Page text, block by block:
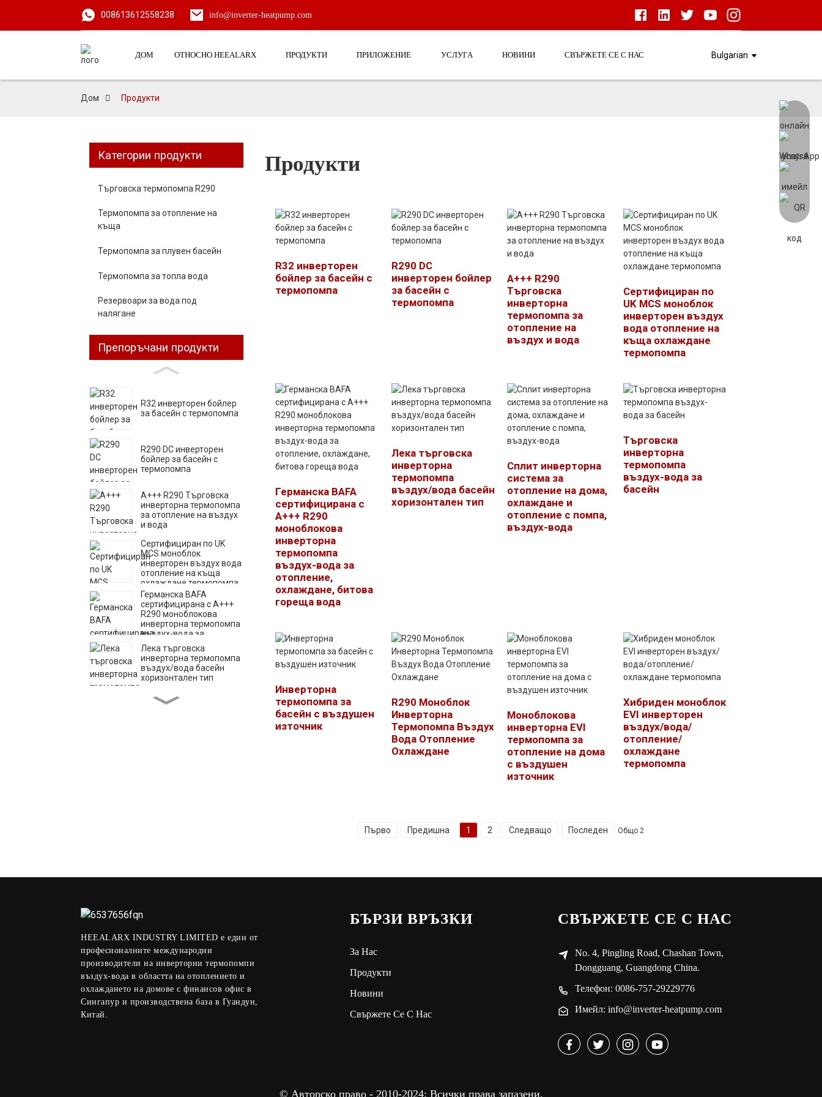
008613612558238 info@inverter-heatpump.com
ДОМ ОТНОСНО HEEALARX ПРОДУКТИ ПРИЛОЖЕНИЕ УСЛУГА НОВИНИ СВЪРЖЕТЕ СЕ С НАС Bulgarian
Дом Продукти
Категории продукти
Търговска термопомпа R290
Термопомпа за отопление на
къща
Термопомпа за плувен басейн
Термопомпа за топла вода
Резервоари за вода под
налягане
Препоръчани продукти
R32 инверторен бойлер
за басейн с термопомпа
R290 DC инверторен
бойлер за басейн с
термопомпа
A+++ R290 Търговска
инверторна термопомпа
за отопление на въздух
и вода
Сертифициран по UK
MCS моноблок
инверторен въздух вода
отопление на къща
охлаждане термопомпа
Германска BAFA
сертифицирана с A+++
R290 моноблокова
инверторна термопомпа
въздух-вода за
отопление, охлаждане,
битова гореща вода
Лека търговска
инверторна термопомпа
въздух/вода басейн
хоризонтален тип
Сплит инверторна
система за отопление на
Продукти
R32 инверторен
бойлер за басейн с
термопомпа
R290 DC
инверторен бойлер
за басейн с
термопомпа
A+++ R290
Търговска
инверторна
термопомпа за
отопление на
въздух и вода
Сертифициран по
UK MCS моноблок
инверторен въздух
вода отопление на
къща охлаждане
термопомпа
Германска BAFA
сертифицирана с
A+++ R290
моноблокова
инверторна
термопомпа
въздух-вода за
отопление,
охлаждане, битова
гореща вода
Лека търговска
инверторна
термопомпа
въздух/вода басейн
хоризонтален тип
Сплит инверторна
система за
отопление на дома,
охлаждане и
отопление с помпа,
въздух-вода
Търговска
инверторна
термопомпа
въздух-вода за
басейн
Инверторна
термопомпа за
басейн с въздушен
източник
R290 Моноблок
Инверторна
Термопомпа Въздух
Вода Отопление
Охлаждане
Моноблокова
инверторна EVI
термопомпа за
отопление на дома
с въздушен
източник
Хибриден моноблок
EVI инверторен
въздух/вода/
отопление/
охлаждане
термопомпа
Първо Предишна 1 2 Следващо Последен Общо 2
HEEALARX INDUSTRY LIMITED е един от
професионалните международни
производители на инверторни термопомпи
въздух-вода в областта на отоплението и
охлаждането на домове с финансов офис в
Сингапур и производствена база в Гуандун,
Китай.
БЪРЗИ ВРЪЗКИ
За Нас
Продукти
Новини
Свържете Се С Нас
СВЪРЖЕТЕ СЕ С НАС
No. 4, Pingling Road, Chashan Town,
Dongguang, Guangdong China.
Телефон: 0086-757-29229776
Имейл: info@inverter-heatpump.com
© Авторско право - 2010-2024: Всички права запазени.